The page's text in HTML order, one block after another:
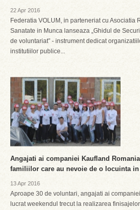
22 Apr 2016
Federatia VOLUM, in parteneriat cu Asociatia
Sanatate in Munca lanseaza „Ghidul de
de voluntariat” - instrument dedicat
institutiilor publice...
Angajati ai companiei Kaufland
familiilor care au nevoie de o locuinta
13 Apr 2016
Aproape 30 de voluntari, angajati ai
lucrat weekendul trecut la realizarea